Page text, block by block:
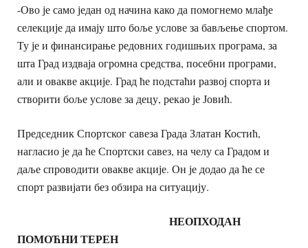
-Ово је само један од начина како да помогнемо млађе
селекције да имају што боље услове за бављење спортом.
Ту је и финансирање редовних годишњих програма, за
шта Град издваја огромна средства, посебни програми,
али и овакве акције. Град ће подстаћи развој спорта и
створити боље услове за децу, рекао је Јовић.
Председник Спортског савеза Града Златан Костић,
нагласио је да ће Спортски савез, на челу са Градом и
даље спроводити овакве акције. Он је додао да ће се
спорт развијати без обзира на ситуацију.
НЕОПХОДАН
ПОМОЋНИ ТЕРЕН